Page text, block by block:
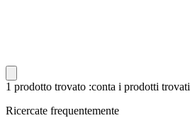
1 prodotto trovato :conta i prodotti trovati
Ricercate frequentemente